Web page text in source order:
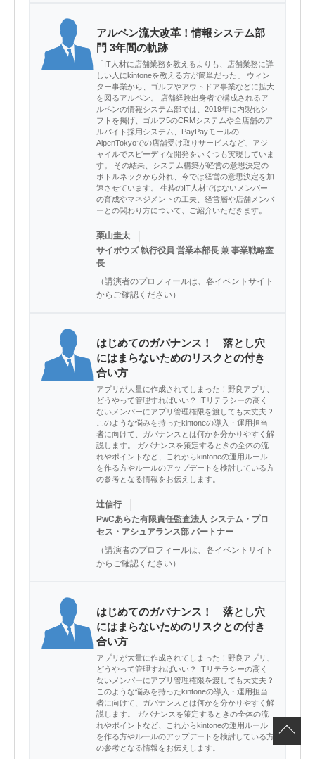
アルペン流大改革！情報システム部
門 3年間の軌跡
「IT人材に店舗業務を教えるよりも、店舗業務に詳
しい人にkintoneを教える方が簡単だった」 ウィン
ター事業から、ゴルフやアウトドア事業などに拡大
を図るアルペン。 店舗経験出身者で構成されるア
ルペンの情報システム部では、2019年に内製化シ
フトを掲げ、ゴルフ5のCRMシステムや全店舗のア
ルバイト採用システム、PayPayモールの
AlpenTokyoでの店舗受け取りサービスなど、アジ
ャイルでスピーディな開発をいくつも実現していま
す。 その結果、システム構築が経営の意思決定の
ボトルネックから外れ、今では経営の意思決定を加
速させています。 生粋のIT人材ではないメンバー
の育成やマネジメントの工夫、経営層や店舗メンバ
ーとの関わり方について、ご紹介いただきます。
栗山圭太
サイボウズ 執行役員 営業本部長 兼 事業戦略室
長
（講演者のプロフィールは、各イベントサイト
からご確認ください）
はじめてのガバナンス！ 落とし穴
にはまらないためのリスクとの付き
合い方
アプリが大量に作成されてしまった！野良アプリ、
どうやって管理すればいい？ ITリテラシーの高く
ないメンバーにアプリ管理権限を渡しても大丈夫？
このような悩みを持ったkintoneの導入・運用担当
者に向けて、ガバナンスとは何かを分かりやすく解
説します。 ガバナンスを策定するときの全体の流
れやポイントなど、これからkintoneの運用ルール
を作る方やルールのアップデートを検討している方
の参考となる情報をお伝えします。
辻信行
PwCあらた有限責任監査法人 システム・プロ
セス・アシュアランス部 パートナー
（講演者のプロフィールは、各イベントサイト
からご確認ください）
はじめてのガバナンス！ 落とし穴
にはまらないためのリスクとの付き
合い方
アプリが大量に作成されてしまった！野良アプリ、
どうやって管理すればいい？ ITリテラシーの高く
ないメンバーにアプリ管理権限を渡しても大丈夫？
このような悩みを持ったkintoneの導入・運用担当
者に向けて、ガバナンスとは何かを分かりやすく解
説します。 ガバナンスを策定するときの全体の流
れやポイントなど、これからkintoneの運用ルール
を作る方やルールのアップデートを検討している方
の参考となる情報をお伝えします。